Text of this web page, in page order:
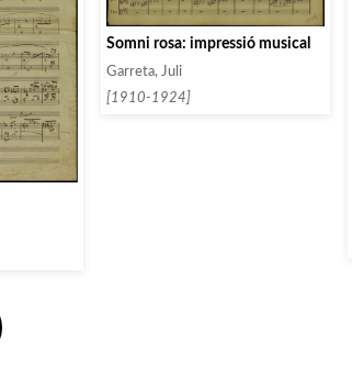
Somni rosa: impressió musical
Garreta, Juli
[1910-1924]